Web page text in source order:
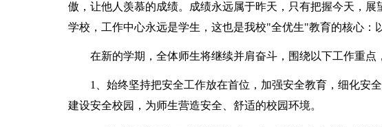
傲，让他人羡慕的成绩。成绩永远属于昨天，只有把握今天，
学校，工作中心永远是学生，这也是我校"全优生"教育的核心：
在新的学期，全体师生将继续并肩奋斗，围绕以下工作重点
1、始终坚持把安全工作放在首位，加强安全教育，细化安
建设安全校园，为师生营造安全、舒适的校园环境。